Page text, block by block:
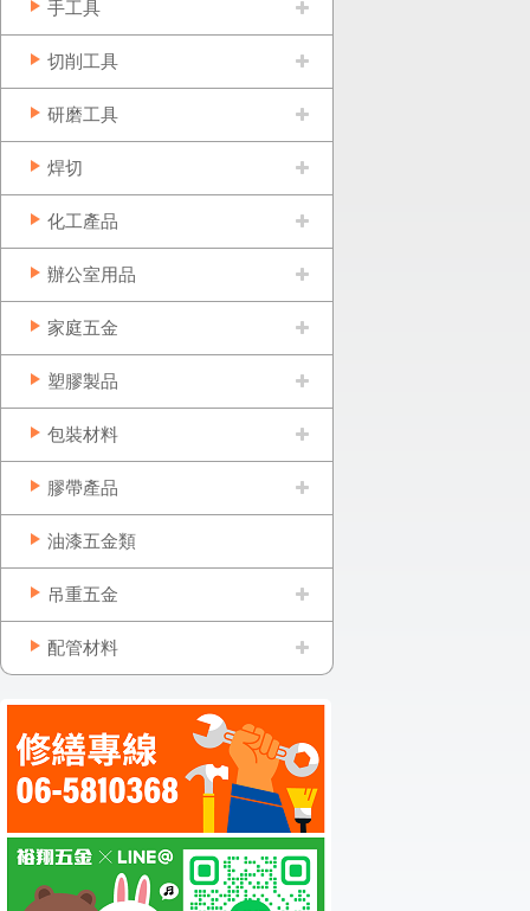
手工具
切削工具
研磨工具
焊切
化工產品
辦公室用品
家庭五金
塑膠製品
包裝材料
膠帶產品
油漆五金類
吊重五金
配管材料